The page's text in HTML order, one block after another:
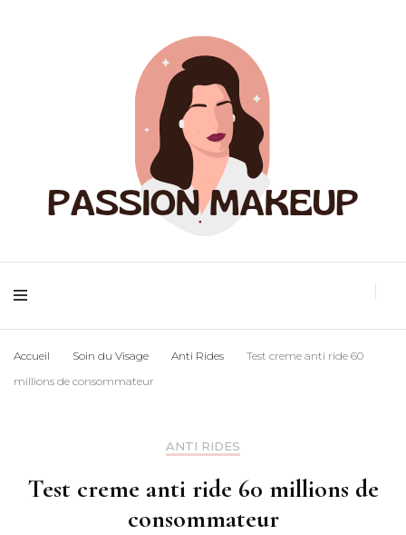
Passion
Accueil Soin du Visage Anti Rides
Test creme anti ride 60
millions de consommateur
ANTI RIDES
Test creme anti ride 60 millions de
consommateur